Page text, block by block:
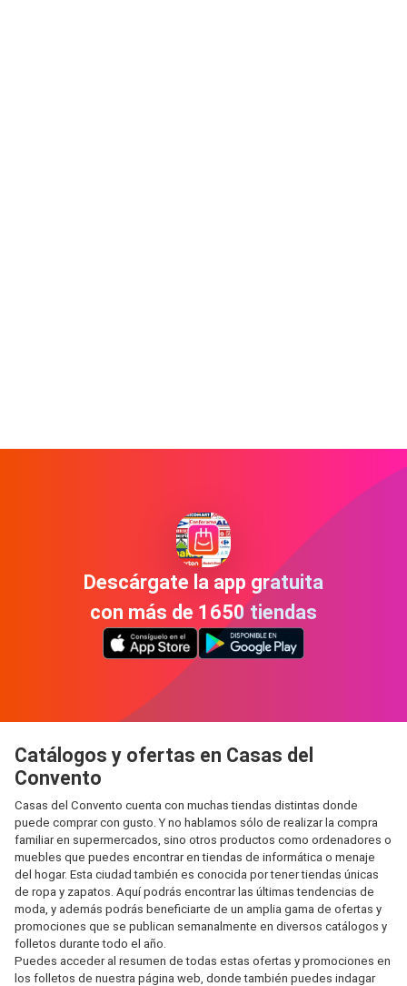
Descárgate la app gratuita
con más de 1650 tiendas
Catálogos y ofertas en Casas del
Convento
Casas del Convento cuenta con muchas tiendas distintas donde
puede comprar con gusto. Y no hablamos sólo de realizar la compra
familiar en supermercados, sino otros productos como ordenadores o
muebles que puedes encontrar en tiendas de informática o menaje
del hogar. Esta ciudad también es conocida por tener tiendas únicas
de ropa y zapatos. Aquí podrás encontrar las últimas tendencias de
moda, y además podrás beneficiarte de un amplia gama de ofertas y
promociones que se publican semanalmente en diversos catálogos y
folletos durante todo el año.
Puedes acceder al resumen de todas estas ofertas y promociones en
los folletos de nuestra página web, donde también puedes indagar